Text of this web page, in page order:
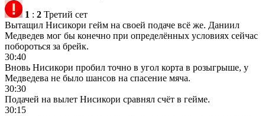
1 : 2 Третий сет
Вытащил Нисикори гейм на своей подаче всё же. Даниил
Медведев мог бы конечно при определённых условиях сейчас
побороться за брейк.
30:40
Вновь Нисикори пробил точно в угол корта в розыгрыше, у
Медведева не было шансов на спасение мяча.
30:30
Подачей на вылет Нисикори сравнял счёт в гейме.
30:15